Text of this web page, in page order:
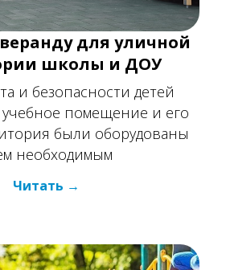
для уличной
школы и ДОУ
и безопасности детей
помещение и его
были оборудованы
необходимым
Читать